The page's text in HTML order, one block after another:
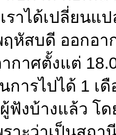
ราได้เปลี่ยนแ
หัสบดี ออกอา
กาศตั้งแต่
การไปได้ 1 เ
ฟังบ้างแล้ว โ